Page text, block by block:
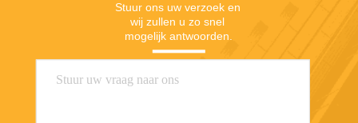
Stuur ons uw verzoek en
wij zullen u zo snel
mogelijk antwoorden.